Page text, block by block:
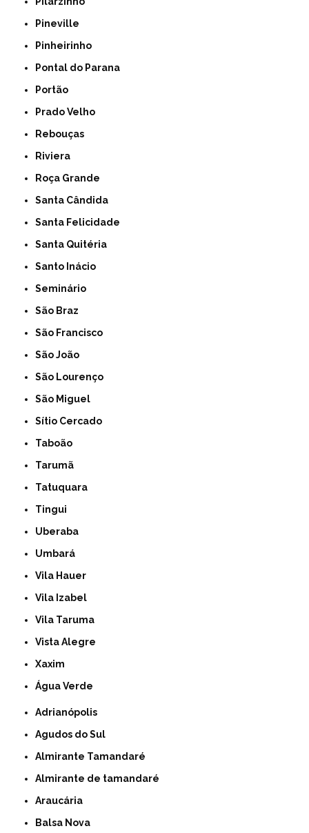
Pineville
Pinheirinho
Pontal do Parana
Portão
Prado Velho
Rebouças
Riviera
Roça Grande
Santa Cândida
Santa Felicidade
Santa Quitéria
Santo Inácio
Seminário
São Braz
São Francisco
São João
São Lourenço
São Miguel
Sítio Cercado
Taboão
Tarumã
Tatuquara
Tingui
Uberaba
Umbará
Vila Hauer
Vila Izabel
Vila Taruma
Vista Alegre
Xaxim
Água Verde
Adrianópolis
Agudos do Sul
Almirante Tamandaré
Almirante de tamandaré
Araucária
Balsa Nova